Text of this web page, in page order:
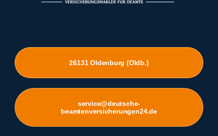
26131 Oldenburg (Oldb.)
service@deutsche-
beamtenversicherungen24.de